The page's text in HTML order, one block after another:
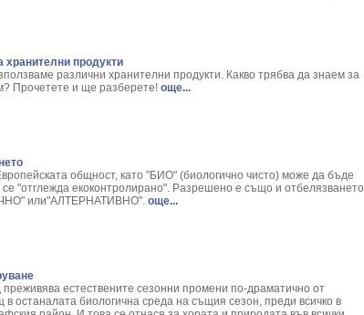
officinale
обичниче
- Epilobium Parviflorum L.
Quercus L.
aurea
verum L.
хранителни продукти
различни хранителни продукти. Какво трябва да знаем за
Прочетете и ще разберете! още...
общност, като "БИО" (биологично чисто) може да бъде
"отглежда екоконтролирано". Разрешено е също и отбелязването
или"АЛТЕРНАТИВНО". още...
преживява естествените сезонни промени по-драматично от
останалата биологична среда на същия сезон, преди всичко в